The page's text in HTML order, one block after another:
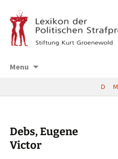
Menu
D M
Debs, Eugene
Victor